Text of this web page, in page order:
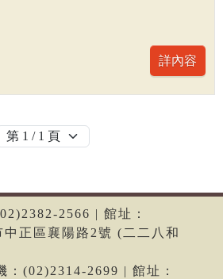
2566 | 館址：
中正區襄陽路2號 (二二八和
：(02)2314-2699 | 館址：